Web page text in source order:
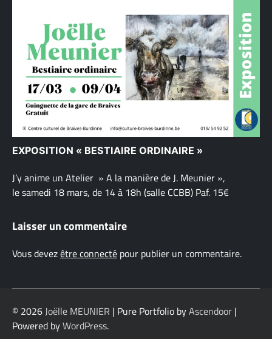
EXPOSITION « BESTIAIRE ORDINAIRE »
J’y anime un Atelier » A la manière de J. Meunier »,
le samedi 18 mars, de 14 à 18h (salle CCBB) Paf. 15€
Laisser un commentaire
Vous devezêtre connecté pour publier un commentaire.
© 2026Joëlle MEUNIER | Pure Portfolio byAscendoor |
Powered byWordPress.